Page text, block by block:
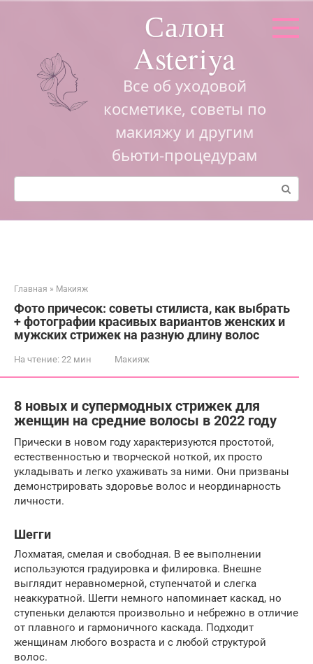
Салон
Asteriya
Все об уходовой
косметике, советы по
макияжу и другим
бьюти-процедурам
Поиск:
Главная » Макияж
Фото причесок: советы стилиста, как выбрать
+ фотографии красивых вариантов женских и
мужских стрижек на разную длину волос
На чтение: 22 мин Макияж
8 новых и супермодных стрижек для
женщин на средние волосы в 2022 году
Прически в новом году характеризуются простотой,
естественностью и творческой ноткой, их просто
укладывать и легко ухаживать за ними. Они призваны
демонстрировать здоровье волос и неординарность
личности.
Шегги
Лохматая, смелая и свободная. В ее выполнении
используются градуировка и филировка. Внешне
выглядит неравномерной, ступенчатой и слегка
неаккуратной. Шегги немного напоминает каскад, но
ступеньки делаются произвольно и небрежно в отличие
от плавного и гармоничного каскада. Подходит
женщинам любого возраста и с любой структурой
волос.